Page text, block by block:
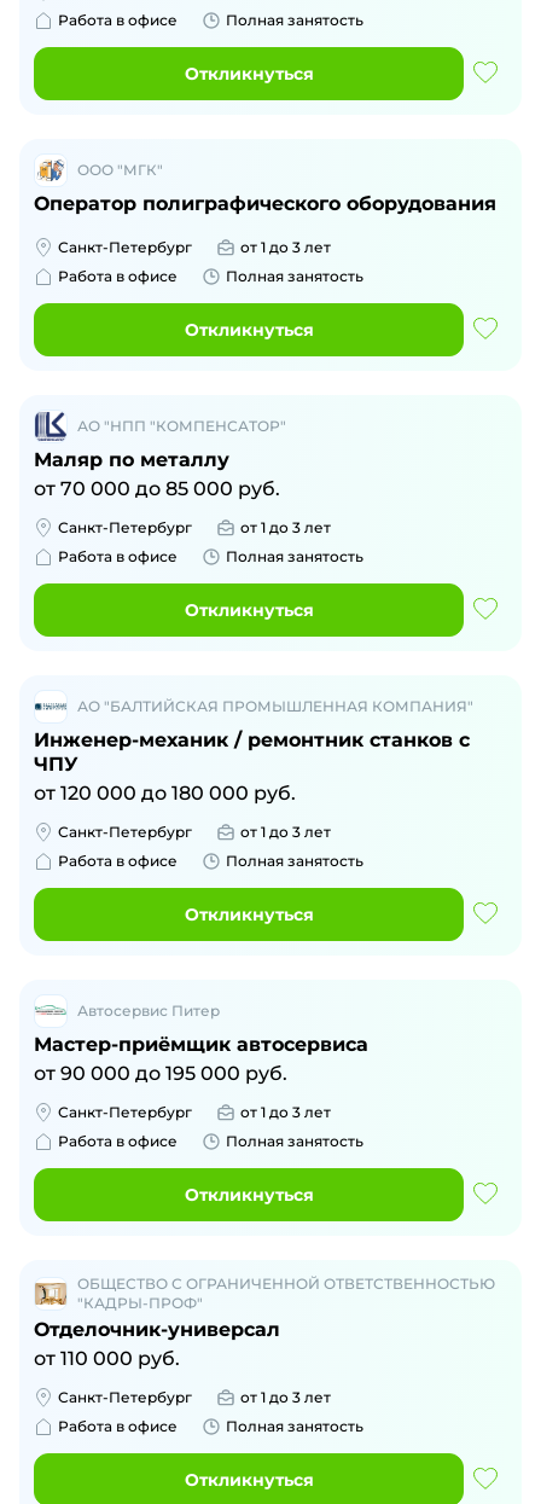
Работа в офисе Полная занятость
Откликнуться
ООО "МГК"
Оператор полиграфического оборудования
Санкт-Петербург
от 1 до 3 лет
Работа в офисе
Полная занятость
Откликнуться
АО "НПП "КОМПЕНСАТОР"
Маляр по металлу
от 70 000 до 85 000 руб.
Санкт-Петербург
от 1 до 3 лет
Работа в офисе
Полная занятость
Откликнуться
АО "БАЛТИЙСКАЯ ПРОМЫШЛЕННАЯ КОМПАНИЯ"
Инженер-механик / ремонтник станков с
ЧПУ
от 120 000 до 180 000 руб.
Санкт-Петербург
от 1 до 3 лет
Работа в офисе
Полная занятость
Откликнуться
Автосервис Питер
Мастер-приёмщик автосервиса
от 90 000 до 195 000 руб.
Санкт-Петербург
от 1 до 3 лет
Работа в офисе
Полная занятость
Откликнуться
ОБЩЕСТВО С ОГРАНИЧЕННОЙ ОТВЕТСТВЕННОСТЬЮ
"КАДРЫ-ПРОФ"
Отделочник-универсал
от 110 000 руб.
Санкт-Петербург
от 1 до 3 лет
Работа в офисе
Полная занятость
Откликнуться